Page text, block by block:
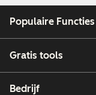
Populaire Functies
Gratis tools
Bedrijf